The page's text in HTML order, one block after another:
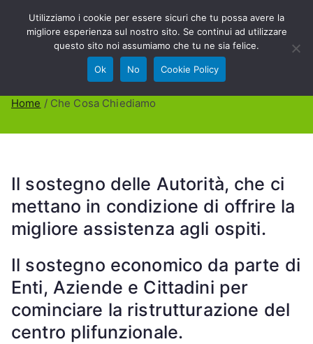
Villa Bellini
O.D.V.
Che Cosa Chiediamo
Home Che Cosa Chiediamo
Il sostegno delle Autorità, che ci
mettano in condizione di offrire la
migliore assistenza agli ospiti.
Il sostegno economico da parte di
Enti, Aziende e Cittadini per
cominciare la ristrutturazione del
centro plifunzionale.
Utilizziamo i cookie per essere sicuri che tu possa avere la
migliore esperienza sul nostro sito. Se continui ad utilizzare
questo sito noi assumiamo che tu ne sia felice.
Ok No Cookie Policy